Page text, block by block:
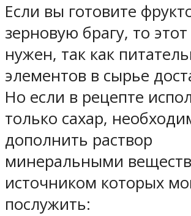
Если вы готовите
зерновую брагу, то
нужен, так как
элементов в сырье
Но если в рецепте
только сахар,
дополнить раствор
минеральными
источником которых
послужить: